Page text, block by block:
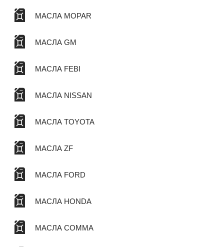
МАСЛА MOPAR
МАСЛА GM
МАСЛА FEBI
МАСЛА NISSAN
МАСЛА TOYOTA
МАСЛА ZF
МАСЛА FORD
МАСЛА HONDA
МАСЛА COMMA